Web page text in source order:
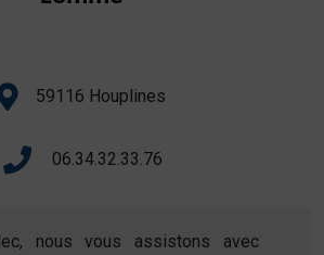
59116 Houplines
06.34.32.33.76
nous vous assistons avec